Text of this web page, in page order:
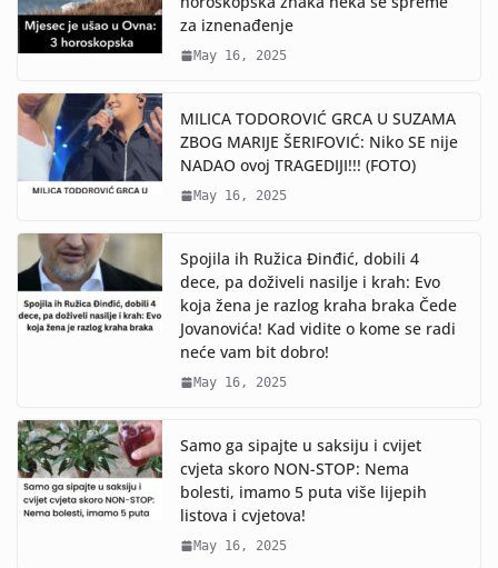
za iznenađenje
May 16, 2025
MILICA TODOROVIĆ GRCA U SUZAMA
ZBOG MARIJE ŠERIFOVIĆ: Niko SE nije
NADAO ovoj TRAGEDIJI!!! (FOTO)
May 16, 2025
Spojila ih Ružica Đinđić, dobili 4
dece, pa doživeli nasilje i krah: Evo
koja žena je razlog kraha braka Čede
Jovanovića! Kad vidite o kome se radi
neće vam bit dobro!
May 16, 2025
Samo ga sipajte u saksiju i cvijet
cvjeta skoro NON-STOP: Nema
bolesti, imamo 5 puta više lijepih
listova i cvjetova!
May 16, 2025